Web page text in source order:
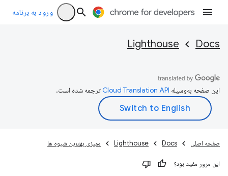
ورود به برنامه
Docs
Lighthouse
این صفحه به‌وسیله ترجمه شده است.
صفحه اصلی Docs
Lighthouse ممیزی بهترین شیوه ها
این مرور مفید بود؟